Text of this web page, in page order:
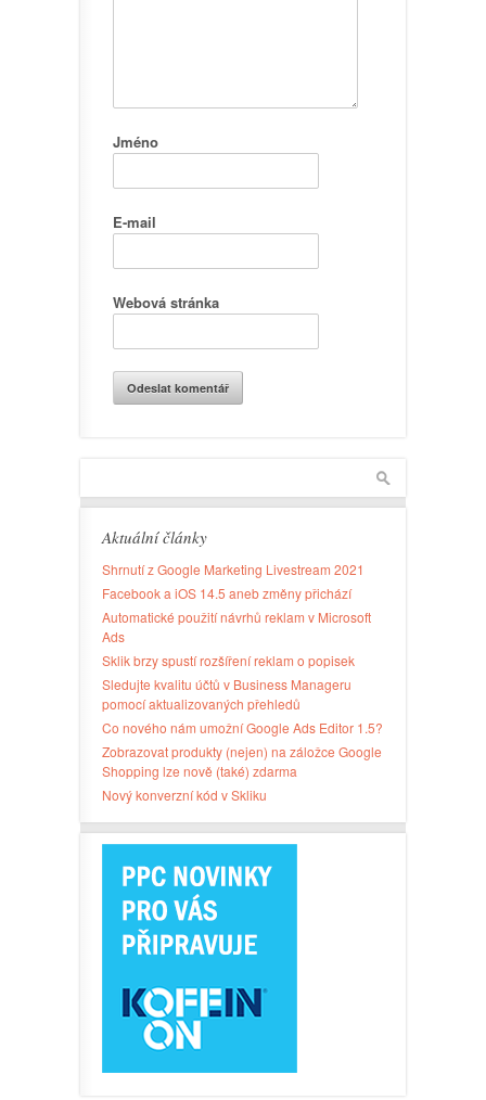
Jméno
E-mail
Webová stránka
Aktuální články
Shrnutí z Google Marketing Livestream 2021
Facebook a iOS 14.5 aneb změny přichází
Automatické použití návrhů reklam v Microsoft
Ads
Sklik brzy spustí rozšíření reklam o popisek
Sledujte kvalitu účtů v Business Manageru
pomocí aktualizovaných přehledů
Co nového nám umožní Google Ads Editor 1.5?
Zobrazovat produkty (nejen) na záložce Google
Shopping lze nově (také) zdarma
Nový konverzní kód v Skliku